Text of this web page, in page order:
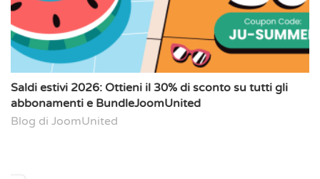
Saldi estivi 2026: Ottieni il 30% di sconto su tutti gli
abbonamenti e BundleJoomUnited
Blog di JoomUnited